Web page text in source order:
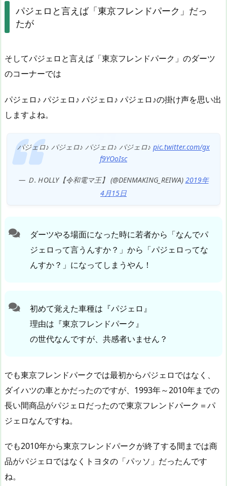
パジェロと言えば「東京フレンドパーク」だっ
たが
そしてパジェロと言えば「東京フレンドパーク」のダーツ
のコーナーでは
パジェロ♪ パジェロ♪ パジェロ♪ パジェロ♪の掛け声を思い出
しますよね。
パジェロ♪ パジェロ♪ パジェロ♪ パジェロ♪ pic.twitter.com/gx
f9YOoIsc
— Ｄ.ＨOLLY【令和電マ王】 (@DENMAKING_REIWA) 2019年
4月15日
ダーツやる場面になった時に若者から「なんでパ
ジェロって言うんすか？」から「パジェロってな
んすか？」になってしまうやん！
初めて覚えた車種は『パジェロ』
理由は『東京フレンドパーク』
の世代なんですが、共感者いません？
でも東京フレンドパークでは最初からパジェロではなく、
ダイハツの車とかだったのですが、1993年～2010年までの
長い間商品がパジェロだったので東京フレンドパーク＝パ
ジェロなんですね。
でも2010年から東京フレンドパークが終了する間までは商
品がパジェロではなくトヨタの「パッソ」だったんです
ね。